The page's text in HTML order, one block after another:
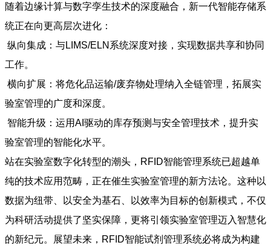
随着边缘计算与数字孪生技术的深度融合，新一代智能存储系
统正在向更高层次进化：
纵向集成：与LIMS/ELN系统深度对接，实现数据共享和协同
工作。
横向扩展：将危化品运输/废弃物处理纳入全链管理，拓展实
验室管理的广度和深度。
智能升级：运用AI驱动的库存预测与安全管理技术，提升实
验室管理的智能化水平。
站在实验室数字化转型的潮头，RFID智能管理系统已超越单
纯的技术应用范畴，正在催生实验室管理的新方法论。这种以
数据为纽带、以安全为基石、以效率为目标的创新模式，不仅
为科研活动提供了坚实保障，更将引领实验室管理迈入智慧化
的新纪元。展望未来，RFID智能试剂管理系统必将成为构建